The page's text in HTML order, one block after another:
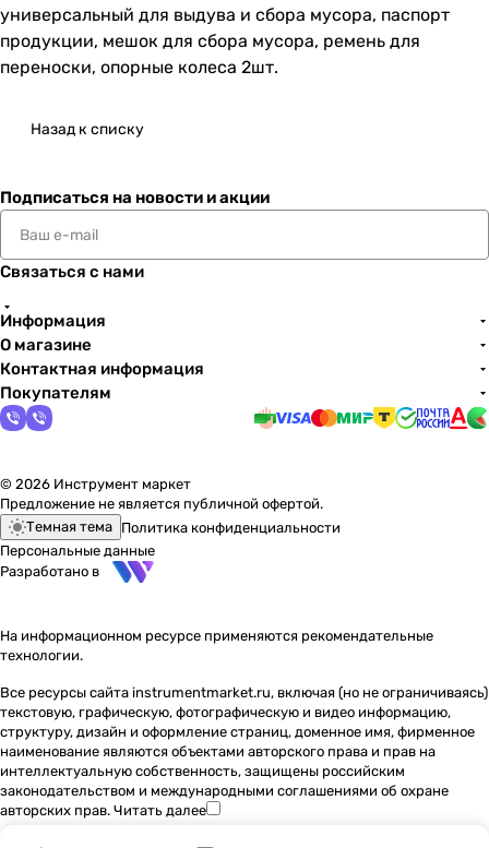
универсальный для выдува и сбора мусора, паспорт
продукции, мешок для сбора мусора, ремень для
переноски, опорные колеса 2шт.
Назад к списку
Подписаться на новости и акции
Связаться с нами
Информация
О магазине
Контактная информация
Покупателям
© 2026 Инструмент маркет
Предложение не является публичной офертой.
Темная тема Политика конфиденциальности
Персональные данные
Разработано в
На информационном ресурсе применяются рекомендательные
технологии.
Все ресурсы сайта instrumentmarket.ru, включая (но не ограничиваясь)
текстовую, графическую, фотографическую и видео информацию,
структуру, дизайн и оформление страниц, доменное имя, фирменное
наименование являются объектами авторского права и прав на
интеллектуальную собственность, защищены российским
законодательством и международными соглашениями об охране
авторских прав. Читать далее